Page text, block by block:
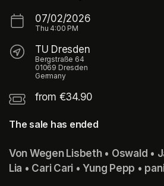
07/02/2026
Thu 4:00 PM
TU Dresden
Bergstraße 64
01069 Dresden
Germany
from €34.90
The sale has ended
Von Wegen Lisbeth • Oswald •
Lia • Cari Cari • Yung Pepp •